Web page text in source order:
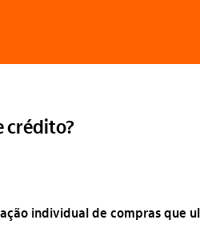
crédito?
individual de compras que